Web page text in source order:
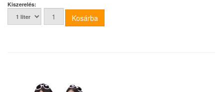
Kiszerelés: